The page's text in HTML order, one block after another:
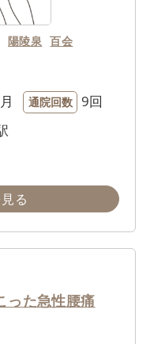
陽陵泉 百会
通院回数 9回
る
った急性腰痛